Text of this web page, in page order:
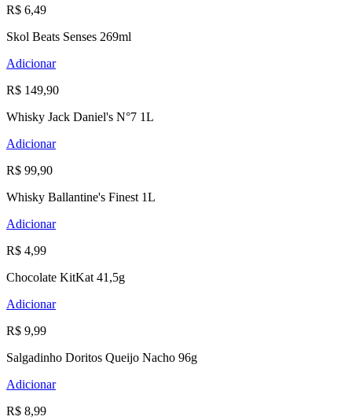
R$ 6,49
Skol Beats Senses 269ml
Adicionar
R$ 149,90
Whisky Jack Daniel's N°7 1L
Adicionar
R$ 99,90
Whisky Ballantine's Finest 1L
Adicionar
R$ 4,99
Chocolate KitKat 41,5g
Adicionar
R$ 9,99
Salgadinho Doritos Queijo Nacho 96g
Adicionar
R$ 8,99